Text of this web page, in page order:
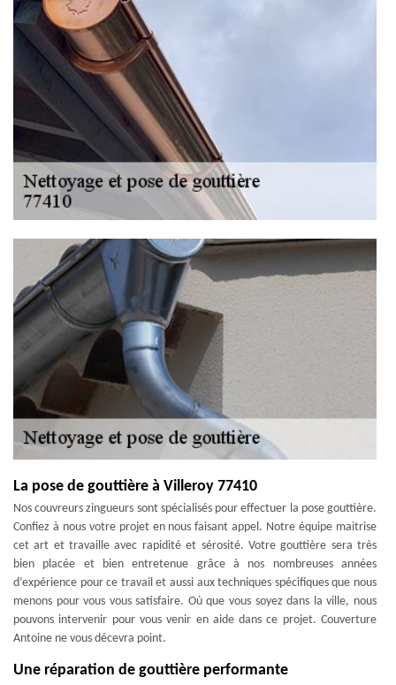
La pose de gouttière à Villeroy 77410
Nos couvreurs zingueurs sont spécialisés pour effectuer la pose gouttière.
Confiez à nous votre projet en nous faisant appel. Notre équipe maitrise
cet art et travaille avec rapidité et sérosité. Votre gouttière sera très
bien placée et bien entretenue grâce à nos nombreuses années
d’expérience pour ce travail et aussi aux techniques spécifiques que nous
menons pour vous vous satisfaire. Où que vous soyez dans la ville, nous
pouvons intervenir pour vous venir en aide dans ce projet. Couverture
Antoine ne vous décevra point.
Une réparation de gouttière performante